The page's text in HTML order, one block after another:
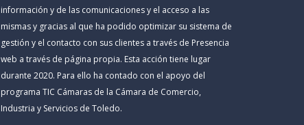
información y de las comunicaciones y el acceso a las
mismas y gracias al que ha podido optimizar su sistema de
gestión y el contacto con sus clientes a través de Presencia
web a través de página propia. Esta acción tiene lugar
durante 2020. Para ello ha contado con el apoyo del
programa TIC Cámaras de la Cámara de Comercio,
Industria y Servicios de Toledo.